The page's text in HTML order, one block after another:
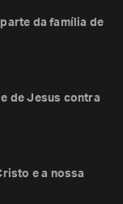
da família de
de Jesus contra
e a nossa